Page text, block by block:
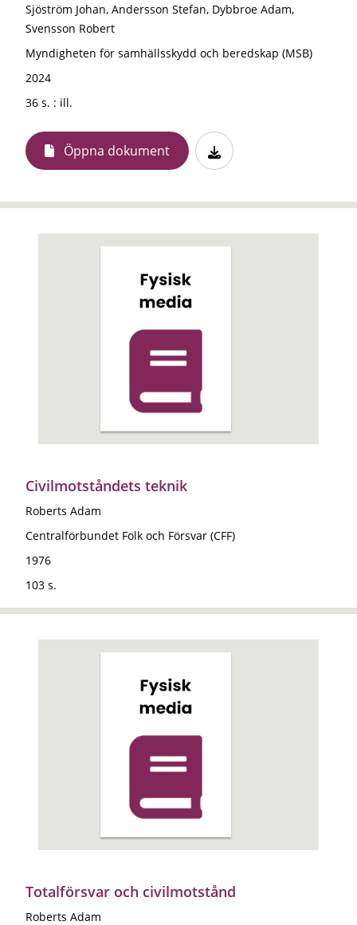
Sjöström Johan, Andersson Stefan, Dybbroe Adam,
Svensson Robert
Myndigheten för samhällsskydd och beredskap (MSB)
2024
36 s. : ill.
Öppna dokument
Civilmotståndets teknik
Roberts Adam
Centralförbundet Folk och Försvar (CFF)
1976
103 s.
Totalförsvar och civilmotstånd
Roberts Adam